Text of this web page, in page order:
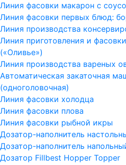
Линия фасовки макарон с
Линия фасовки первых блюд:
Линия производства
Линия приготовления и
(«Оливье»)
Линия производства вареных
Автоматическая закаточная
(одноголовочная)
Линия фасовки холодца
Линия фасовки плова
Линия фасовки рыбной икры
Дозатор-наполнитель
Дозатор-наполнитель
Дозатор Fillbest Hopper Topper